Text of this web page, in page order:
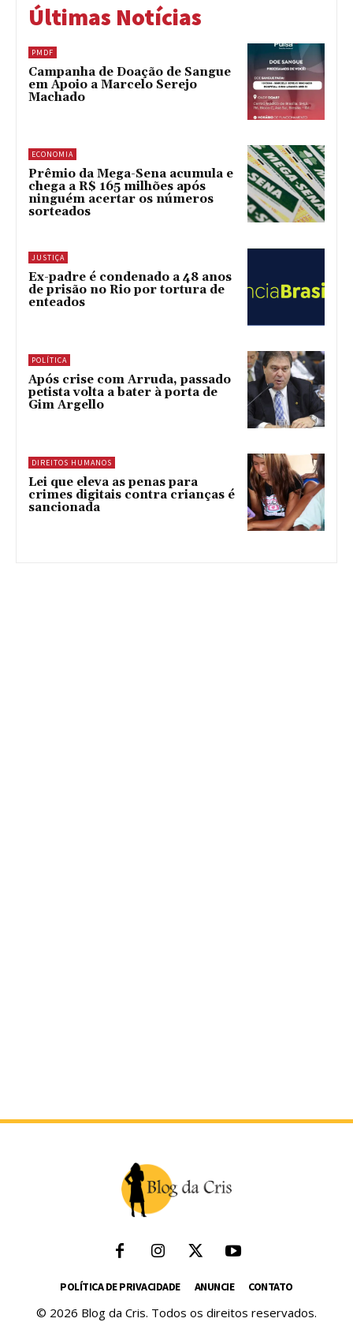
Últimas Notícias
PMDF
Campanha de Doação de Sangue
em Apoio a Marcelo Serejo
Machado
ECONOMIA
Prêmio da Mega-Sena acumula e
chega a R$ 165 milhões após
ninguém acertar os números
sorteados
JUSTIÇA
Ex-padre é condenado a 48 anos
de prisão no Rio por tortura de
enteados
POLÍTICA
Após crise com Arruda, passado
petista volta a bater à porta de
Gim Argello
DIREITOS HUMANOS
Lei que eleva as penas para
crimes digitais contra crianças é
sancionada
POLÍTICA DE PRIVACIDADE ANUNCIE CONTATO
© 2026 Blog da Cris. Todos os direitos reservados.